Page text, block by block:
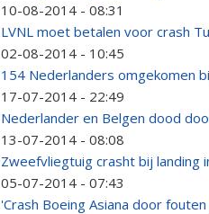
10-08-2014 - 08:31
LVNL moet betalen voor crash
02-08-2014 - 10:45
154 Nederlanders omgekomen
17-07-2014 - 22:49
Nederlander en Belgen dood
13-07-2014 - 08:08
Zweefvliegtuig crasht bij landing
05-07-2014 - 07:43
'Crash Boeing Asiana door